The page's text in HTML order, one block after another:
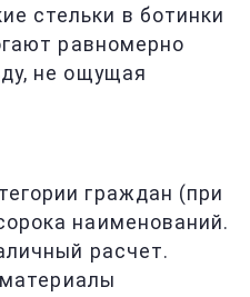
стельки в ботинки
равномерно
не ощущая
граждан (при
наименований.
расчет.